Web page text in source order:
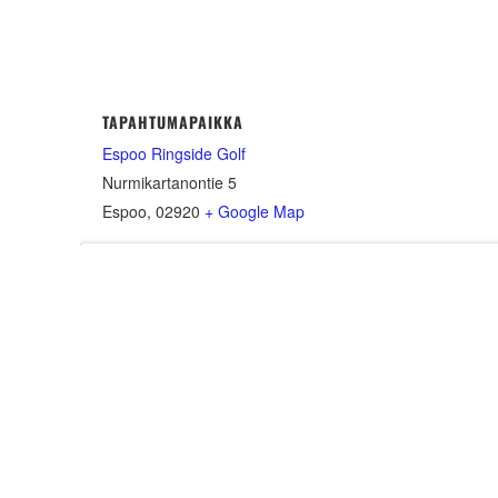
TAPAHTUMAPAIKKA
Espoo Ringside Golf
Nurmikartanontie 5
Espoo, 02920 + Google Map